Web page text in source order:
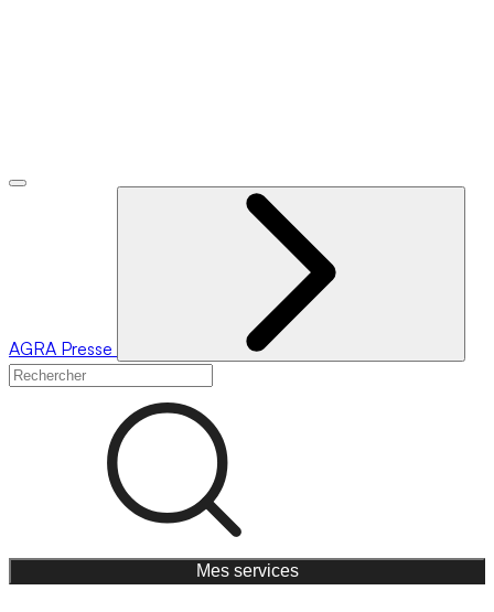
AGRA Presse
Mes services